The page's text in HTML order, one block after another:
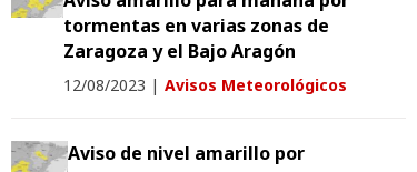
tormentas en varias zonas de
Zaragoza y el Bajo Aragón
12/08/2023 | Avisos Meteorológicos
Aviso de nivel amarillo por